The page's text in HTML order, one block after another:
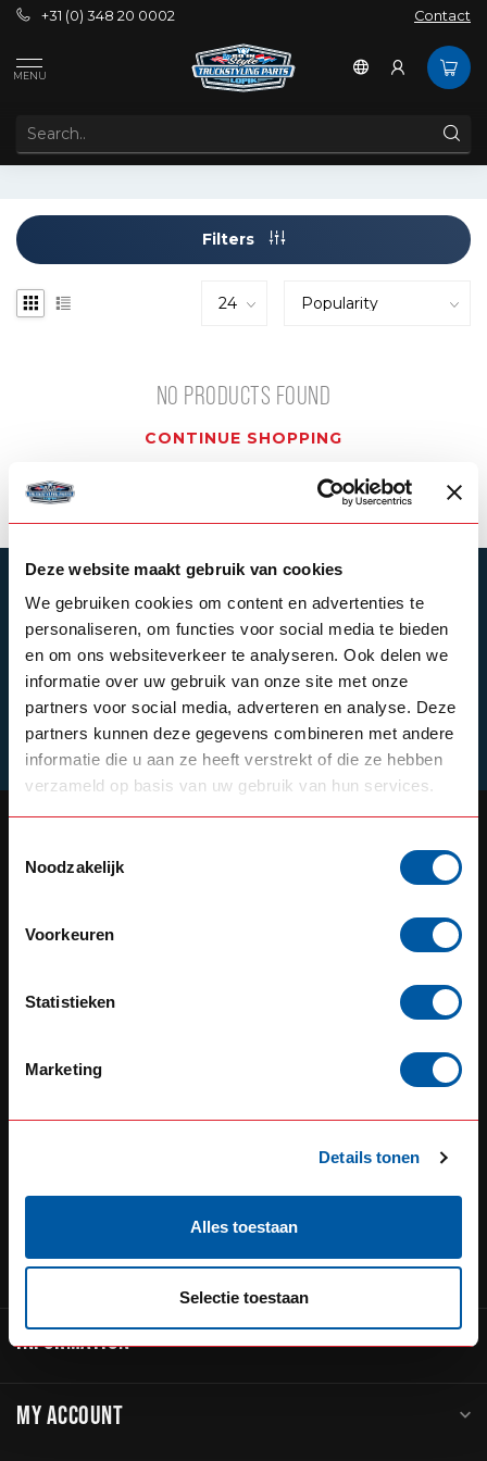
Deze website maakt gebruik van cookies
We gebruiken cookies om content en advertenties te
personaliseren, om functies voor social media te bieden
en om ons websiteverkeer te analyseren. Ook delen we
informatie over uw gebruik van onze site met onze
partners voor social media, adverteren en analyse. Deze
partners kunnen deze gegevens combineren met andere
informatie die u aan ze heeft verstrekt of die ze hebben
verzameld op basis van uw gebruik van hun services.
Noodzakelijk
Voorkeuren
Statistieken
Marketing
Details tonen
Alles toestaan
Selectie toestaan
+31 (0) 348 20 0002 Contact
MENU
Filters
NO PRODUCTS FOUND
CONTINUE SHOPPING
SUBSCRIBE TO OUR NEWSLETTER
Stay up to date with our latest offers
Schrijf je in
SERVICE
3433KL Nieuwegein
+31 (0) 348 20 0002
CATEGORIES
INFORMATION
MY ACCOUNT